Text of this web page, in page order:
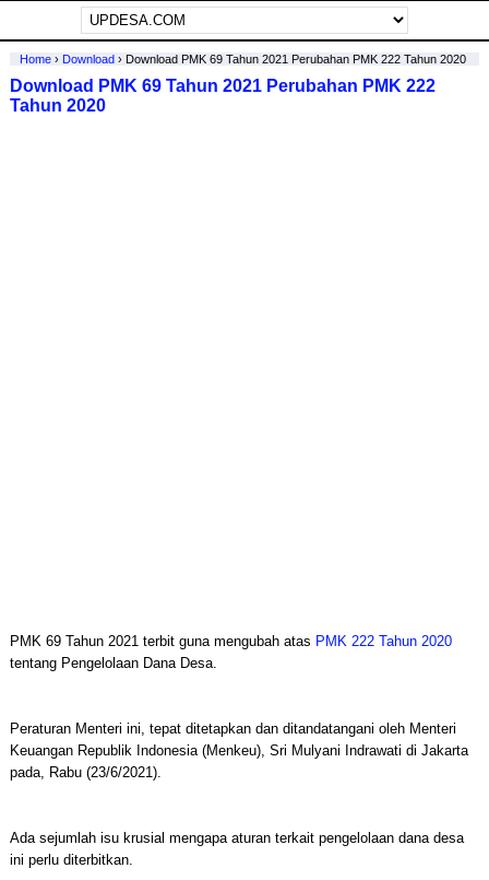
Home› Download› Download PMK 69 Tahun 2021 Perubahan PMK 222 Tahun 2020
Download PMK 69 Tahun 2021 Perubahan PMK 222
Tahun 2020
PMK 69 Tahun 2021 terbit guna mengubah atas PMK 222 Tahun 2020
tentang Pengelolaan Dana Desa.
Peraturan Menteri ini, tepat ditetapkan dan ditandatangani oleh Menteri
Keuangan Republik Indonesia (Menkeu), Sri Mulyani Indrawati di Jakarta
pada, Rabu (23/6/2021).
Ada sejumlah isu krusial mengapa aturan terkait pengelolaan dana desa
ini perlu diterbitkan.